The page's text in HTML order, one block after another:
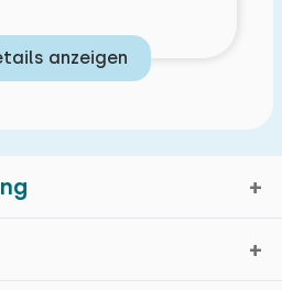
Layout
anzeigen